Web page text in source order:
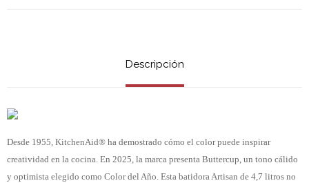
Descripción
Desde 1955, KitchenAid® ha demostrado cómo el color puede inspirar
creatividad en la cocina. En 2025, la marca presenta Buttercup, un tono cálido
y optimista elegido como Color del Año. Esta batidora Artisan de 4,7 litros no